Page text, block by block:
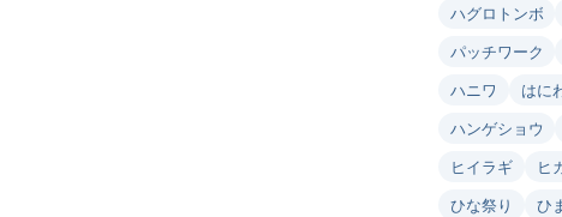
ハグロトンボ
パッチワーク
ハニワ
はに
ハンゲショウ
ヒイラギ
ヒ
ひな祭り
ひ